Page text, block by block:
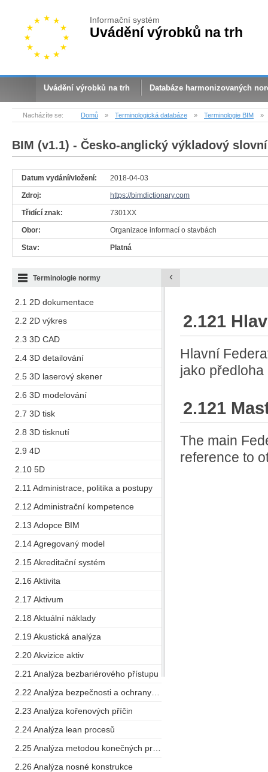
Informační systém
Uvádění výrobků na trh
Uvádění výrobků na trh Databáze harmonizovaných
Nacházíte se: Domů » Terminologická databáze » Terminologie BIM »
BIM (v1.1) - Česko-anglický výkladový
Datum vydání/vložení: 2018-04-03
Zdroj: https://bimdictionary.com
Třidící znak: 7301XX
Obor: Organizace informací o stavbách
Stav: Platná
2.1 2D dokumentace
2.2 2D výkres
2.3 3D CAD
2.4 3D detailování
2.5 3D laserový skener
2.6 3D modelování
2.7 3D tisk
2.8 3D tisknutí
2.9 4D
2.10 5D
2.11 Administrace, politika a postupy
2.12 Administrační kompetence
2.13 Adopce BIM
2.14 Agregovaný model
2.15 Akreditační systém
2.16 Aktivita
2.17 Aktivum
2.18 Aktuální náklady
2.19 Akustická analýza
2.20 Akvizice aktiv
2.21 Analýza bezbariérového přístupu
2.23 Analýza kořenových příčin
2.24 Analýza lean procesů
2.26 Analýza nosné konstrukce
Terminologie normy ‹
2.121
Hlavní
jako
2.121
The main
reference to